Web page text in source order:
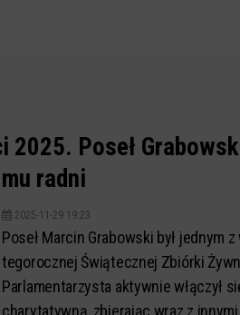
2025. Poseł
radni
2025-11-29 19:23
Poseł Marcin Grabowski był jednym
tegorocznej Świątecznej Zbiórki
Parlamentarzysta aktywnie włączył
charytatywną, zbierając wraz z